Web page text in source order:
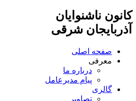
کانون ناشنوایان
آذربایجان شرقی
صفحه اصلی
معرفی
درباره ما
پیام مدیرعامل
گالری
تصاویر